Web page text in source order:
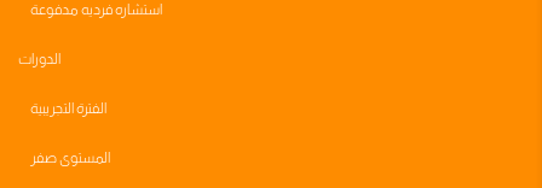
استشاره فرديه مدفوعة
الدورات
الفترة التجريبية
المستوى صفر